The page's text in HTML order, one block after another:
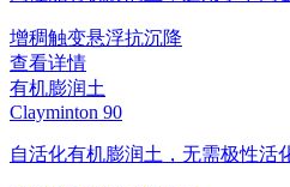
增稠触变悬浮抗沉降
查看详情
有机膨润土
Clayminton 90
自活化有机膨润土，无需极性活